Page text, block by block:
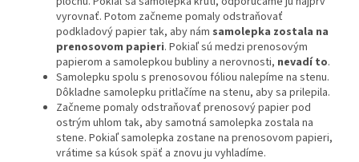
vyrovnať. Potom začneme pomaly odstraňovať
podkladový papier tak, aby nám samolepka zostala na
prenosovom papieri. Pokiaľ sú medzi prenosovým
papierom a samolepkou bubliny a nerovnosti, nevadí to.
Samolepku spolu s prenosovou fóliou nalepíme na stenu.
Dôkladne samolepku pritlačíme na stenu, aby sa prilepila.
Začneme pomaly odstraňovať prenosový papier pod
ostrým uhlom tak, aby samotná samolepka zostala na
stene. Pokiaľ samolepka zostane na prenosovom papieri,
vrátime sa kúsok späť a znovu ju vyhladíme.